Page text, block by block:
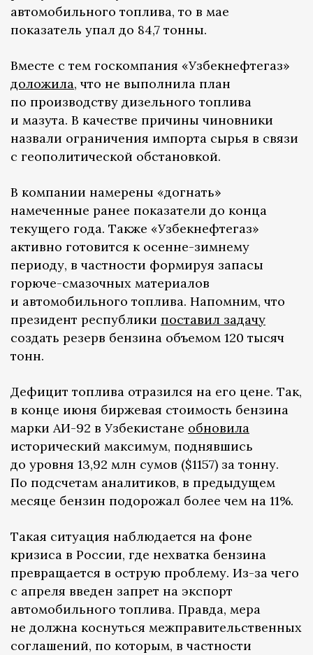
автомобильного топлива, то в мае
показатель упал до 84,7 тонны.
Вместе с тем госкомпания «Узбекнефтегаз»
доложила, что не выполнила план
по производству дизельного топлива
и мазута. В качестве причины чиновники
назвали ограничения импорта сырья в связи
с геополитической обстановкой.
В компании намерены «догнать»
намеченные ранее показатели до конца
текущего года. Также «Узбекнефтегаз»
активно готовится к осенне-зимнему
периоду, в частности формируя запасы
горюче-смазочных материалов
и автомобильного топлива. Напомним, что
президент республики поставил задачу
создать резерв бензина объемом 120 тысяч
тонн.
Дефицит топлива отразился на его цене. Так,
в конце июня биржевая стоимость бензина
марки АИ-92 в Узбекистане обновила
исторический максимум, поднявшись
до уровня 13,92 млн сумов ($1157) за тонну.
По подсчетам аналитиков, в предыдущем
месяце бензин подорожал более чем на 11%.
Такая ситуация наблюдается на фоне
кризиса в России, где нехватка бензина
превращается в острую проблему. Из-за чего
с апреля введен запрет на экспорт
автомобильного топлива. Правда, мера
не должна коснуться межправительственных
соглашений, по которым, в частности